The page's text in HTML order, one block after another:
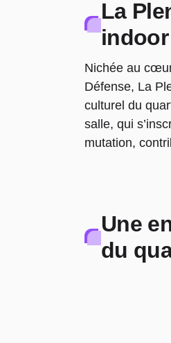
La
indoor
Nichée au
Défense, La
culturel du
salle, qui
mutation,
Une
du